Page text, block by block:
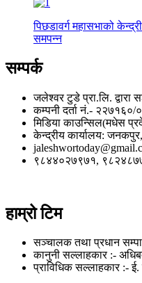
पिछडावर्ग महासभाको
समपन्न
सम्पर्क
जलेश्वर टुडे प्रा.लि. द्वारा
कम्पनी दर्ता नं.-
मिडिया काउन्सिल(मधेस
केन्द्रीय कार्यालय:
९८४४०२७९७१,
हाम्रो टिम
सञ्चालक तथा प्रधान
कानुनी सल्लाहकार :-
प्राविधिक सल्लाहकार :-